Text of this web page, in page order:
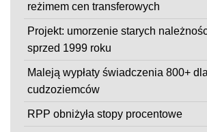
reżimem cen transferowych
Projekt: umorzenie starych
sprzed 1999 roku
Maleją wypłaty świadczenia 800+ dla
cudzoziemców
RPP obniżyła stopy procentowe